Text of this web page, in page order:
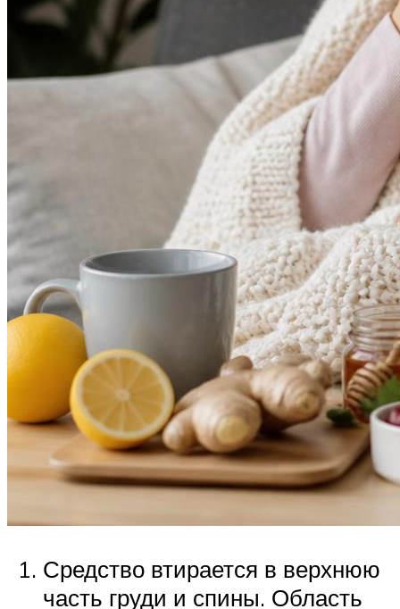
Средство втирается в верхнюю
часть груди и спины. Область